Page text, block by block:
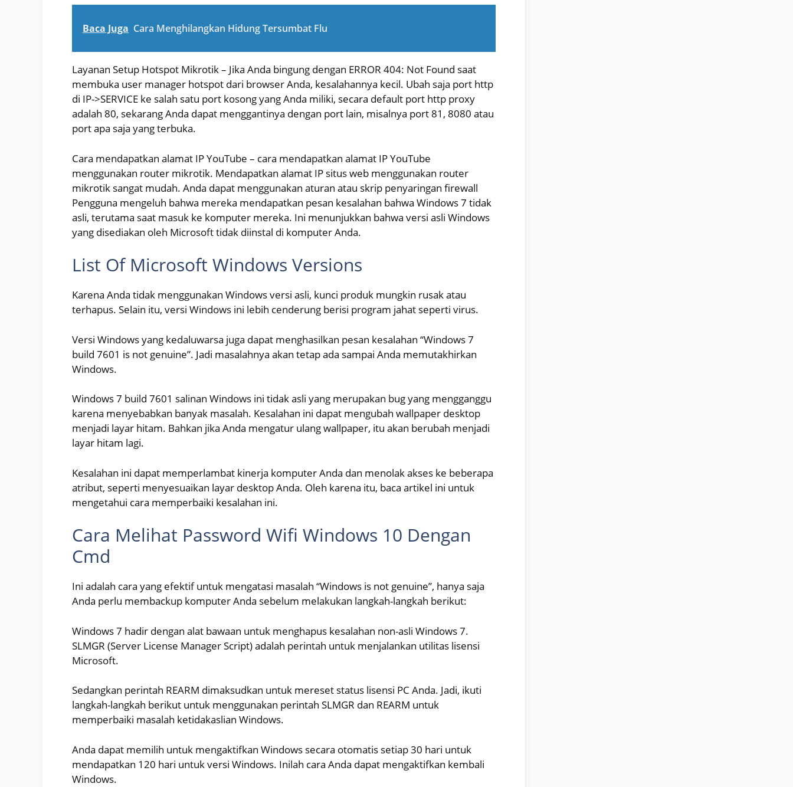
Baca Juga Cara Menghilangkan Hidung Tersumbat Flu
Layanan Setup Hotspot Mikrotik – Jika Anda bingung dengan ERROR 404: Not Found saat
membuka user manager hotspot dari browser Anda, kesalahannya kecil. Ubah saja port http
di IP->SERVICE ke salah satu port kosong yang Anda miliki, secara default port http proxy
adalah 80, sekarang Anda dapat menggantinya dengan port lain, misalnya port 81, 8080 atau
port apa saja yang terbuka.
Cara mendapatkan alamat IP YouTube – cara mendapatkan alamat IP YouTube
menggunakan router mikrotik. Mendapatkan alamat IP situs web menggunakan router
mikrotik sangat mudah. Anda dapat menggunakan aturan atau skrip penyaringan firewall
Pengguna mengeluh bahwa mereka mendapatkan pesan kesalahan bahwa Windows 7 tidak
asli, terutama saat masuk ke komputer mereka. Ini menunjukkan bahwa versi asli Windows
yang disediakan oleh Microsoft tidak diinstal di komputer Anda.
List Of Microsoft Windows Versions
Karena Anda tidak menggunakan Windows versi asli, kunci produk mungkin rusak atau
terhapus. Selain itu, versi Windows ini lebih cenderung berisi program jahat seperti virus.
Versi Windows yang kedaluwarsa juga dapat menghasilkan pesan kesalahan “Windows 7
build 7601 is not genuine”. Jadi masalahnya akan tetap ada sampai Anda memutakhirkan
Windows.
Windows 7 build 7601 salinan Windows ini tidak asli yang merupakan bug yang mengganggu
karena menyebabkan banyak masalah. Kesalahan ini dapat mengubah wallpaper desktop
menjadi layar hitam. Bahkan jika Anda mengatur ulang wallpaper, itu akan berubah menjadi
layar hitam lagi.
Kesalahan ini dapat memperlambat kinerja komputer Anda dan menolak akses ke beberapa
atribut, seperti menyesuaikan layar desktop Anda. Oleh karena itu, baca artikel ini untuk
mengetahui cara memperbaiki kesalahan ini.
Cara Melihat Password Wifi Windows 10 Dengan
Cmd
Ini adalah cara yang efektif untuk mengatasi masalah “Windows is not genuine”, hanya saja
Anda perlu membackup komputer Anda sebelum melakukan langkah-langkah berikut:
Windows 7 hadir dengan alat bawaan untuk menghapus kesalahan non-asli Windows 7.
SLMGR (Server License Manager Script) adalah perintah untuk menjalankan utilitas lisensi
Microsoft.
Sedangkan perintah REARM dimaksudkan untuk mereset status lisensi PC Anda. Jadi, ikuti
langkah-langkah berikut untuk menggunakan perintah SLMGR dan REARM untuk
memperbaiki masalah ketidakaslian Windows.
Anda dapat memilih untuk mengaktifkan Windows secara otomatis setiap 30 hari untuk
mendapatkan 120 hari untuk versi Windows. Inilah cara Anda dapat mengaktifkan kembali
Windows.